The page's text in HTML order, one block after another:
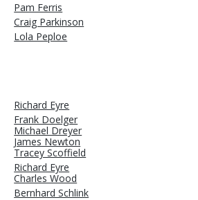
Pam Ferris
Craig Parkinson
Lola Peploe
Richard Eyre
Frank Doelger
Michael Dreyer
James Newton
Tracey Scoffield
Richard Eyre
Charles Wood
Bernhard Schlink